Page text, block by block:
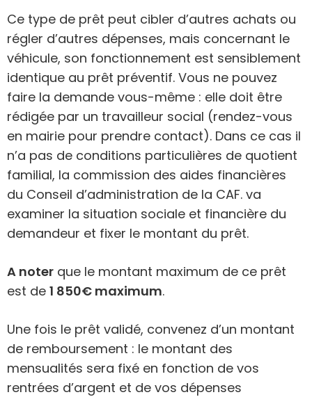
Ce type de prêt peut cibler d’autres achats ou
régler d’autres dépenses, mais concernant le
véhicule, son fonctionnement est sensiblement
identique au prêt préventif. Vous ne pouvez
faire la demande vous-même : elle doit être
rédigée par un travailleur social (rendez-vous
en mairie pour prendre contact). Dans ce cas il
n’a pas de conditions particulières de quotient
familial, la commission des aides financières
du Conseil d’administration de la CAF. va
examiner la situation sociale et financière du
demandeur et fixer le montant du prêt.
A noter que le montant maximum de ce prêt
est de 1 850€ maximum.
Une fois le prêt validé, convenez d’un montant
de remboursement : le montant des
mensualités sera fixé en fonction de vos
rentrées d’argent et de vos dépenses